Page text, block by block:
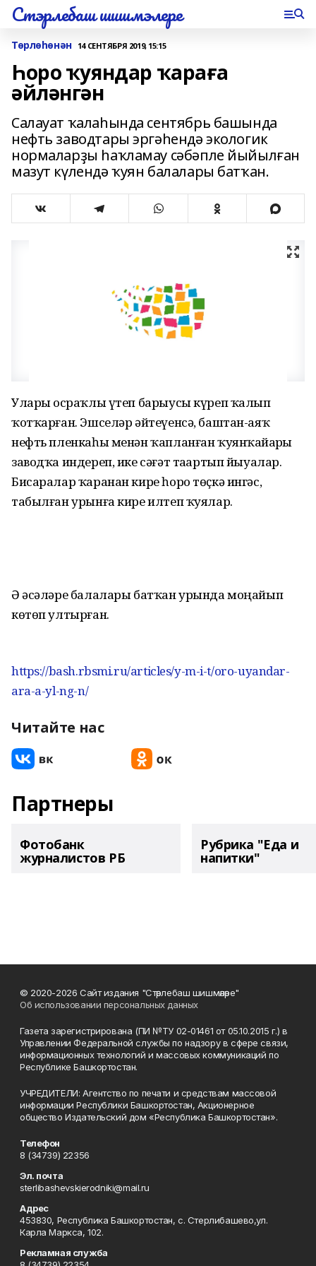
Стэрлебаш шишмэлере
Төрлөһөнән 14 СЕНТЯБРЯ 2019, 15:15
Һоро ҡуяндар ҡараға
әйләнгән
Салауат ҡалаһында сентябрь башында
нефть заводтары эргәһендә экологик
нормаларҙы һаҡламау сәбәпле йыйылған
мазут күлендә ҡуян балалары батҡан.
Уларҙы осраҡлы үтеп барыусы күреп ҡалып
ҡотҡарған. Эшселәр әйтеүенсә, баштан-аяҡ
нефть пленкаһы менән ҡапланған ҡуянҡайҙарҙы
заводҡа индереп, ике сәғәт таҙартып йыуалар.
Бисаралар ҡаранан кире һоро төҫкә ингәс,
табылған урынға кире илтеп ҡуялар.
Ә әсәләре балалары батҡан урында моңайып
көтөп ултырған.
https://bash.rbsmi.ru/articles/y-m-i-t/oro-uyandar-
ara-a-yl-ng-n/
Читайте нас
Партнеры
Фотобанк
журналистов РБ
Рубрика "Еда и
напитки"
© 2020-2026 Сайт издания "Стәрлебаш шишмәләре"
Об использовании персональных данных
Газета зарегистрирована (ПИ №ТУ 02-01461 от 05.10.2015 г.) в
Управлении Федеральной службы по надзору в сфере связи,
информационных технологий и массовых коммуникаций по
Республике Башкортостан.
УЧРЕДИТЕЛИ: Агентство по печати и средствам массовой
информации Республики Башкортостан, Акционерное
общество Издательский дом «Республика Башкортостан».
Телефон
8 (34739) 22356
Эл. почта
sterlibashevskierodniki@mail.ru
Адрес
453830, Республика Башкортостан, c. Стерлибашево,ул.
Карла Маркса, 102.
Рекламная служба